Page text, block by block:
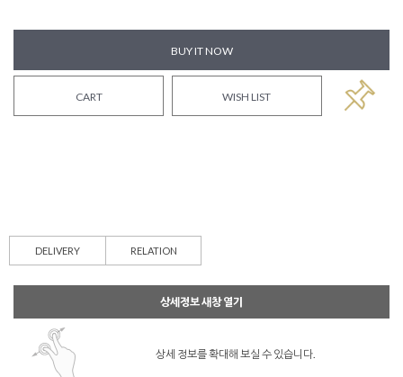
BUY IT NOW
CART WISH LIST
DELIVERY RELATION
상세정보 새창 열기
상세 정보를 확대해 보실 수 있습니다.